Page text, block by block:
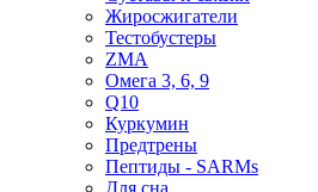
Жиросжигатели
Тестобустеры
ZMA
Омега 3, 6, 9
Q10
Куркумин
Предтрены
Пептиды - SARMs
Для сна